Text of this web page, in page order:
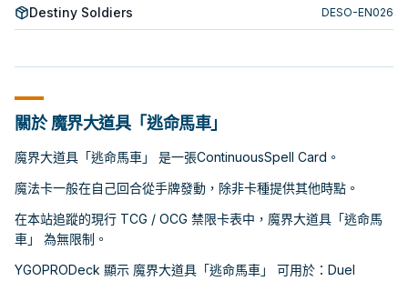
Destiny Soldiers DESO-EN026
關於 魔界大道具「逃命馬車」
魔界大道具「逃命馬車」 是一張ContinuousSpell Card。
魔法卡一般在自己回合從手牌發動，除非卡種提供其他時點。
在本站追蹤的現行 TCG / OCG 禁限卡表中，魔界大道具「逃命馬
車」 為無限制。
YGOPRODeck 顯示 魔界大道具「逃命馬車」 可用於：Duel